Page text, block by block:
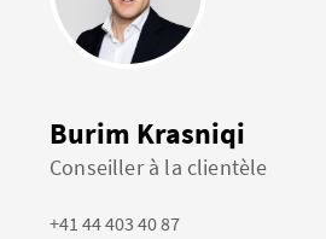
Burim Krasniqi
Conseiller à la clientèle
+41 44 403 40 87